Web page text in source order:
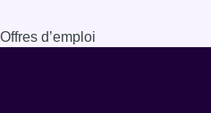
Offres d’emploi